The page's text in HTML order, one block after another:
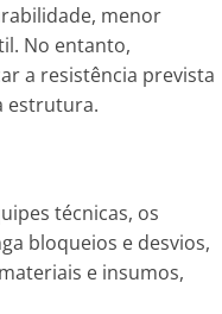
menor
No entanto,
a resistência prevista
estrutura.
técnicas, os
bloqueios e desvios,
e insumos,